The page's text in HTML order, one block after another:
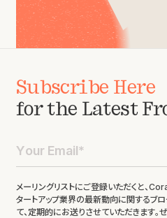
Subscribe Here
for the Latest
メーリングリストにご登録いただくと、
タートアップ業界の最新動向に関するブ
て、定期的にお送りさせていただきます。ぜ